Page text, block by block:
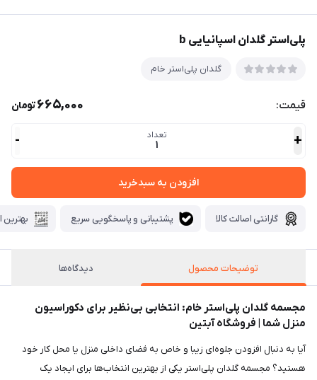
پلی‌استر گلدان اسپانیایی b
گلدان پلی‌استر خام
قیمت: 665,000تومان
+ تعداد
1
-
افزودن به سبدخرید
گارانتی اصالت کالا پشتیبانی و پاسخگویی سریع بهترین
توضیحات محصول دیدگاه‌ها
مجسمه گلدان پلی‌استر خام: انتخابی بی‌نظیر برای دکوراسیون
منزل شما | فروشگاه آبتین
آیا به دنبال افزودن جلوه‌ای زیبا و خاص به فضای داخلی منزل یا محل کار خود
هستید؟ مجسمه گلدان پلی‌استر یکی از بهترین انتخاب‌ها برای ایجاد یک